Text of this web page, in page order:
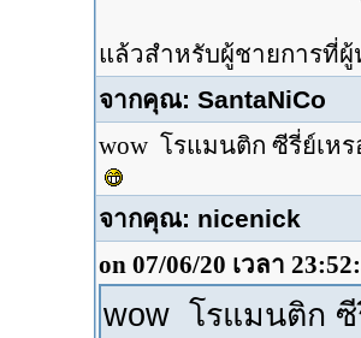
แล้วสำหรับผู้ชายการที่
จากคุณ: SantaNiCo
wow โรแมนติก ซีรี่ย์เหร
จากคุณ: nicenick
on 07/06/20 เวลา
wow โรแมนติก ซี